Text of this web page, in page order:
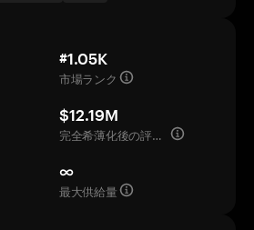
#1.05K
市場ランク
$12.19M
完全希薄化後の評価額
∞
最大供給量